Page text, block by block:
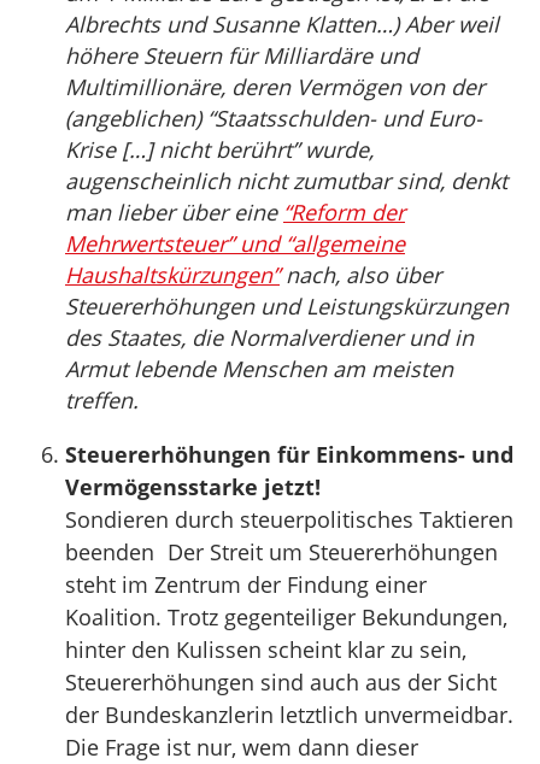
Albrechts und Susanne Klatten…) Aber weil
höhere Steuern für Milliardäre und
Multimillionäre, deren Vermögen von der
(angeblichen) “Staatsschulden- und Euro-
Krise […] nicht berührt” wurde,
augenscheinlich nicht zumutbar sind, denkt
man lieber über eine “Reform der
Mehrwertsteuer” und “allgemeine
Haushaltskürzungen”nach, also über
Steuererhöhungen und Leistungskürzungen
des Staates, die Normalverdiener und in
Armut lebende Menschen am meisten
treffen.
Steuererhöhungen für Einkommens- und
Vermögensstarke jetzt!
Sondieren durch steuerpolitisches Taktieren
beenden Der Streit um Steuererhöhungen
steht im Zentrum der Findung einer
Koalition. Trotz gegenteiliger Bekundungen,
hinter den Kulissen scheint klar zu sein,
Steuererhöhungen sind auch aus der Sicht
der Bundeskanzlerin letztlich unvermeidbar.
Die Frage ist nur, wem dann dieser